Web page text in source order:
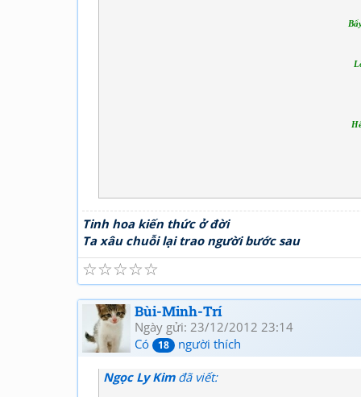
Tinh hoa kiến thức ở đời
Ta xâu chuỗi lại trao người bước sau
☆
☆
☆
☆
☆
Bùi-Minh-Trí
Ngày gửi: 23/12/2012 23:14
Có
18 người thích
Ngọc Ly Kimđã viết: